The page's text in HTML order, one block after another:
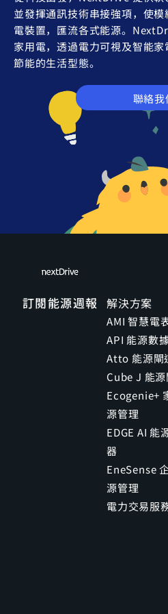
並發揮通訊技術串接強項，使
電裝置，匯流各式能源。
家用電，透過電力可視及智能家
節能的生活型態。
聯絡我
訂閱能源週報 解決方案
AMI 智慧電
API 能源數
Atto 能源閘
Cube J 能
Ecogenie+
源管理
EDGE AI 能
器
EneSense
源管理
電力交易服